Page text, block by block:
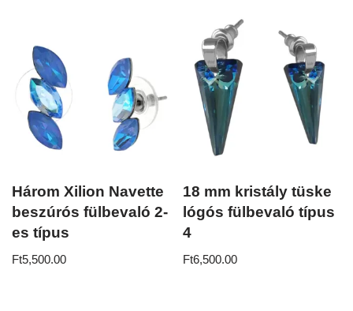
Három Xilion Navette
beszúrós fülbevaló 2-
es típus
Ft5,500.00
18 mm kristály tüske
lógós fülbevaló típus
4
Ft6,500.00